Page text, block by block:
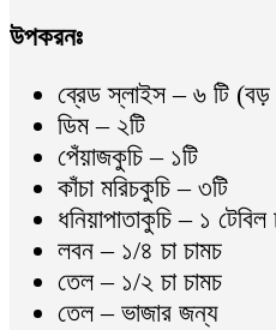
উপকরনঃ
ব্রেড স্লাইস – ৬ টি (বড়
ডিম – ২টি
পেঁয়াজকুচি – ১টি
কাঁচা মরিচকুচি – ৩টি
ধনিয়াপাতাকুচি – ১ টেবিল
লবন – ১/৪ চা চামচ
তেল – ১/২ চা চামচ
তেল – ভাজার জন্য